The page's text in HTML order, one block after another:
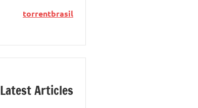
torrentbrasil
Latest Articles